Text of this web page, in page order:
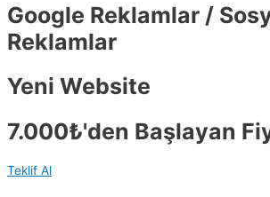
Google Reklamlar /
Reklamlar
Yeni Website
7.000₺'den Başlayan
Teklif Al